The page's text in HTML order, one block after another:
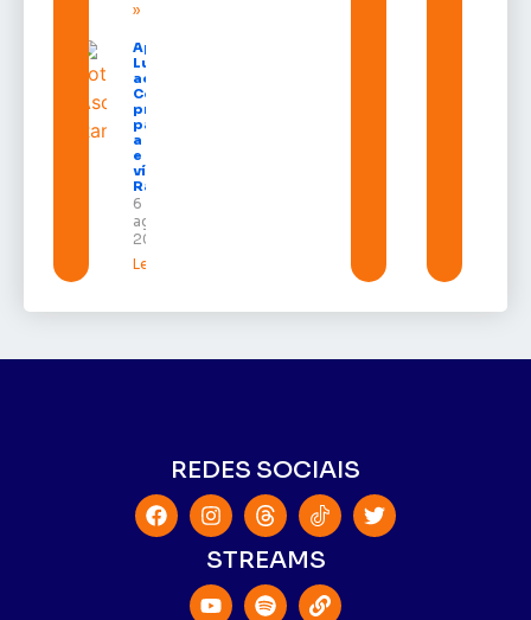
»
Após veto,
Lula envia
ao
Congresso
projeto
para criar
a UNIFRON
e grava
vídeo para
Randolfe
6 de
agosto de
2026
Leia mais »
REDES SOCIAIS
STREAMS